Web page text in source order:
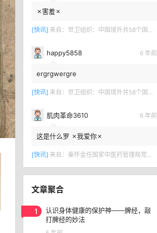
✗害羞✗
[快讯] 来自： 世卫组织：中国境外共58个国家确诊新冠肺炎7169例
happy5858 6 年前
ergrgwergre
[快讯] 来自： 世卫组织：中国境外共58个国家确诊新冠肺炎7169例
肌肉革命3610 6 年前
这是什么罗 ✗我爱你✗
[快讯] 来自： 秦怀金任国家中医药管理局党组成员、副局长
文章聚合
1
认识身体健康的保护神——脾经，敲
打脾经的妙法